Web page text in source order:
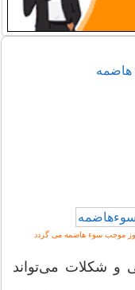
هاضمه
موجب سوء هاضمه می گردد
و شکلات می‌تواند